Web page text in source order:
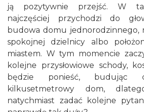
ją pozytywnie przejść. W
najczęściej przychodzi do
budowa domu jednorodzinnego,
spokojnej dzielnicy albo
miastem. W tym momencie
kolejne przysłowiowe schody,
będzie ponieść, budując
kilkusetmetrowy dom,
natychmiast zadać kolejne